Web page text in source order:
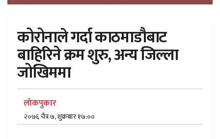
कोरोनाले गर्दा काठमाडौबाट
बाहिरिने क्रम शुरु, अन्य जिल्ला
जोखिममा
लोकपुकार
२०७६ चैत्र ७, शुक्रबार १७:००